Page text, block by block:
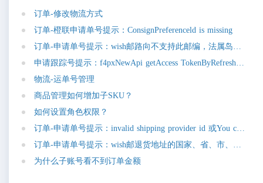
订单-修改物流方式
订单-橙联申请单号提示 ：ConsignPreferenceld is missing
订单-申请单号提示 ：wish邮路向不支持此邮编 ，法属岛屿
申请跟踪号提示 ：f4pxNewApi getAccess TokenByRefreshT o
物流-运单号管理
商品管理如何增加子SKU ？
如何设置角色权 限 ？
订单-申请单号提示 ：invalid shipping provider id 或You can
订单-申请单号提示 ：wish邮退货地址的 国家、省、市、 街
为什么子账号看不到订单金额